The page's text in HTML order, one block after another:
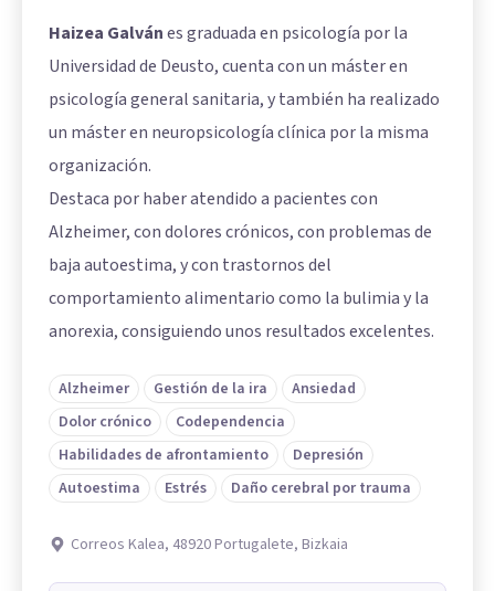
Haizea Galvánes graduada en psicología por la
Universidad de Deusto, cuenta con un máster en
psicología general sanitaria, y también ha realizado
un máster en neuropsicología clínica por la misma
organización.
Destaca por haber atendido a pacientes con
Alzheimer, con dolores crónicos, con problemas de
baja autoestima, y con trastornos del
comportamiento alimentario como la bulimia y la
anorexia, consiguiendo unos resultados excelentes.
Alzheimer Gestión de la ira
Ansiedad
Dolor crónico
Codependencia
Habilidades de afrontamiento
Depresión
Autoestima
Estrés Daño cerebral por trauma
Correos Kalea, 48920 Portugalete, Bizkaia